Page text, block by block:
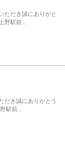
ただき誠にありがと
野駅前...
だき誠にありがとう
駅前...